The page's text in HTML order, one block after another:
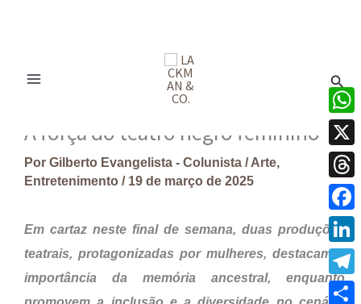
A força do teatro negro feminino
Por Gilberto Evangelista - Colunista /Arte,
Entretenimento / 19 de março de 2025
Em cartaz neste final de semana, duas produções
teatrais, protagonizadas por mulheres, destacam a
importância da memória ancestral, enquanto
X